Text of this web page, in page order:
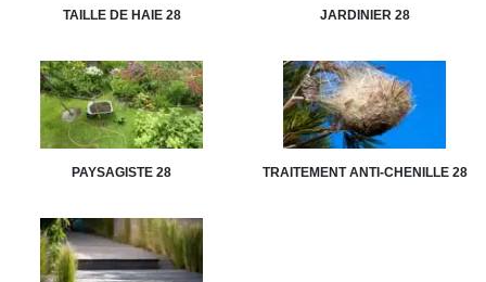
TAILLE DE HAIE 28 JARDINIER 28
PAYSAGISTE 28 TRAITEMENT ANTI-CHENILLE 28